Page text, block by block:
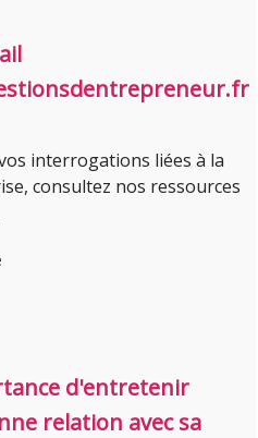
interrogations liées à la
consultez nos ressources
d'entretenir
relation avec sa